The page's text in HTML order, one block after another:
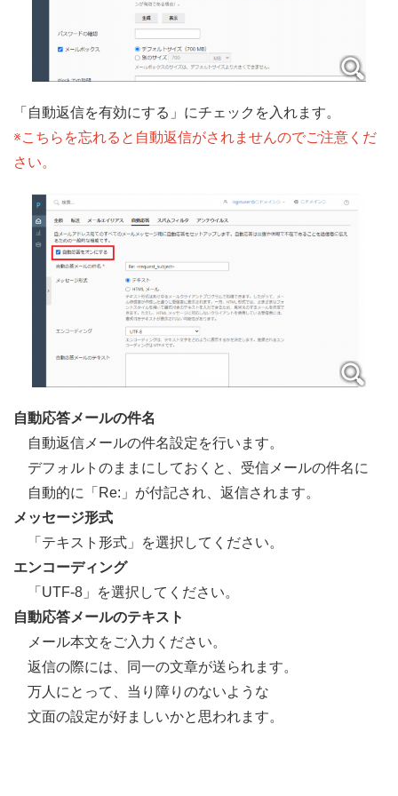
「自動返信を有効にする」にチェックを入れます。
※こちらを忘れると自動返信がされませんのでご注意くだ
さい。
自動応答メールの件名
自動返信メールの件名設定を行います。
デフォルトのままにしておくと、受信メールの件名に
自動的に「Re:」が付記され、返信されます。
メッセージ形式
「テキスト形式」を選択してください。
エンコーディング
「UTF-8」を選択してください。
自動応答メールのテキスト
メール本文をご入力ください。
返信の際には、同一の文章が送られます。
万人にとって、当り障りのないような
文面の設定が好ましいかと思われます。